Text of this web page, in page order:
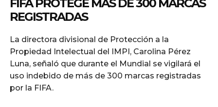
FIFA PROTEGE MÁS DE 300 MARCAS
REGISTRADAS
La directora divisional de Protección a la
Propiedad Intelectual del IMPI, Carolina Pérez
Luna, señaló que durante el Mundial se vigilará el
uso indebido de más de 300 marcas registradas
por la FIFA.